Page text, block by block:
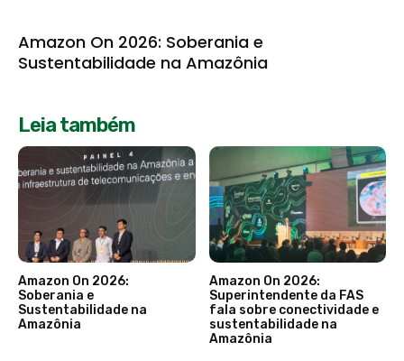
Amazon On 2026: Soberania e
Sustentabilidade na Amazônia
Leia também
Amazon On 2026:
Soberania e
Sustentabilidade na
Amazônia
Amazon On 2026:
Superintendente da FAS
fala sobre conectividade e
sustentabilidade na
Amazônia